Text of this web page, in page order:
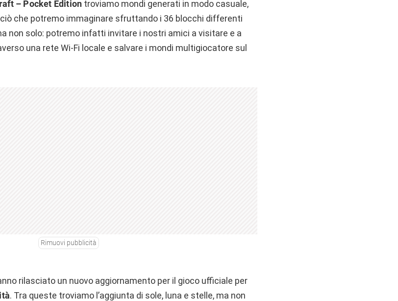
– Pocket Edition troviamo mondi generati in modo casuale,
che potremo immaginare sfruttando i 36 blocchi differenti
non solo: potremo infatti invitare i nostri amici a visitare e a
una rete Wi-Fi locale e salvare i mondi multigiocatore sul
Rimuovi pubblicità
rilasciato un nuovo aggiornamento per il gioco ufficiale per
. Tra queste troviamo l’aggiunta di sole, luna e stelle, ma non